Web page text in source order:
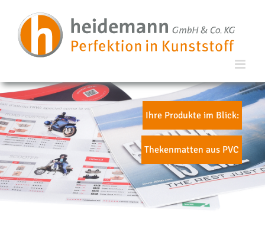
Ihre Produkte im Blick:
Thekenmatten aus PVC